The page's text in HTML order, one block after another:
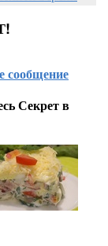
сообщение
Секрет в